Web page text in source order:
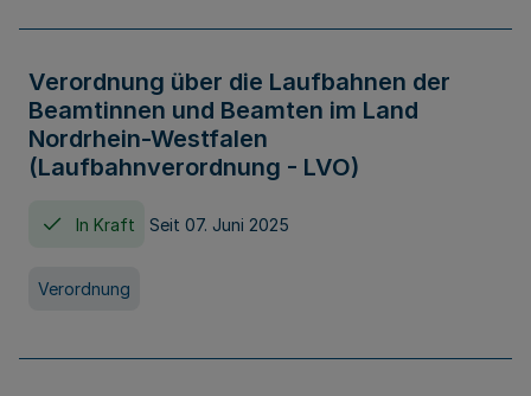
Verordnung über die Laufbahnen der
Beamtinnen und Beamten im Land
Nordrhein-Westfalen
(Laufbahnverordnung - LVO)
In Kraft Seit 07. Juni 2025
Verordnung